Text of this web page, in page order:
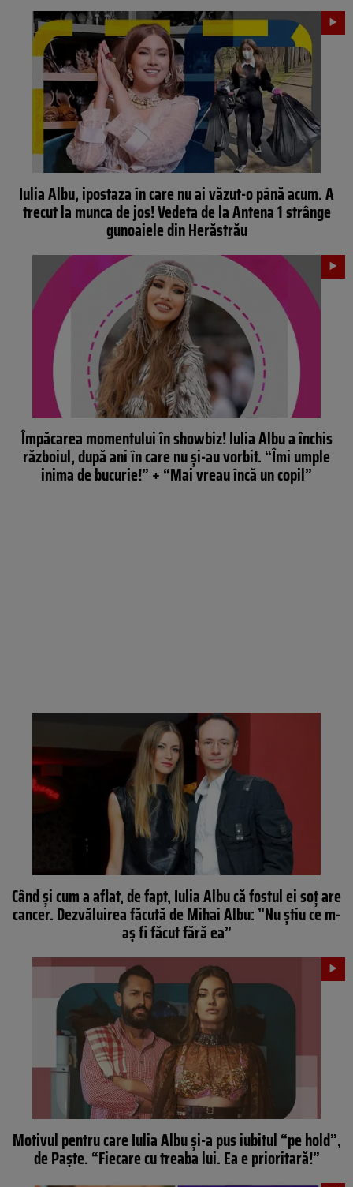
Iulia Albu, ipostaza în care nu ai văzut-o până acum. A
trecut la munca de jos! Vedeta de la Antena 1 strânge
gunoaiele din Herăstrău
Împăcarea momentului în showbiz! Iulia Albu a închis
războiul, după ani în care nu și-au vorbit. “Îmi umple
inima de bucurie!” + “Mai vreau încă un copil”
Când și cum a aflat, de fapt, Iulia Albu că fostul ei soț are
cancer. Dezvăluirea făcută de Mihai Albu: ”Nu știu ce m-
aș fi făcut fără ea”
Motivul pentru care Iulia Albu și-a pus iubitul “pe hold”,
de Paște. “Fiecare cu treaba lui. Ea e prioritară!”